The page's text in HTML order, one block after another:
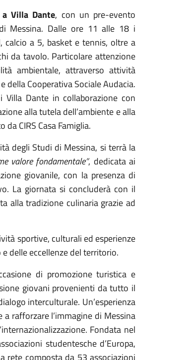
Villa Dante, con un pre-evento
Messina. Dalle ore 11 alle 18 i
a 5, basket e tennis, oltre a
da tavolo. Particolare attenzione
ambientale, attraverso attività
della Cooperativa Sociale Audacia.
Dante in collaborazione con
alla tutela dell’ambiente e alla
CIRS Casa Famiglia.
degli Studi di Messina, si terrà la
valore fondamentale”, dedicata ai
giovanile, con la presenza di
La giornata si concluderà con il
alla tradizione culinaria grazie ad
sportive, culturali ed esperienze
delle eccellenze del territorio.
di promozione turistica e
giovani provenienti da tutto il
interculturale. Un’esperienza
rafforzare l’immagine di Messina
Fondata nel
studentesche d’Europa,
rete composta da 53 associazioni